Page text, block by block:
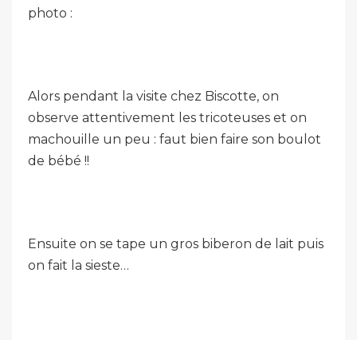
photo :
Alors pendant la visite chez Biscotte, on
observe attentivement les tricoteuses et on
machouille un peu : faut bien faire son boulot
de bébé !!
Ensuite on se tape un gros biberon de lait puis
on fait la sieste…